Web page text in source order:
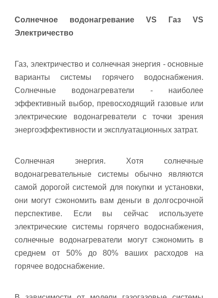
Солнечное водонагревание VS Газ VS
Электричество
Газ, электричество и солнечная энергия - основные
варианты системы горячего водоснабжения.
Солнечные водонагреватели - наиболее
эффективный выбор, превосходящий газовые или
электрические водонагреватели с точки зрения
энергоэффективности и эксплуатационных затрат.
Солнечная энергия. Хотя солнечные
водонагревательные системы обычно являются
самой дорогой системой для покупки и установки,
они могут сэкономить вам деньги в долгосрочной
перспективе. Если вы сейчас используете
электрические системы горячего водоснабжения,
солнечные водонагреватели могут сэкономить в
среднем от 50% до 80% ваших расходов на
горячее водоснабжение.